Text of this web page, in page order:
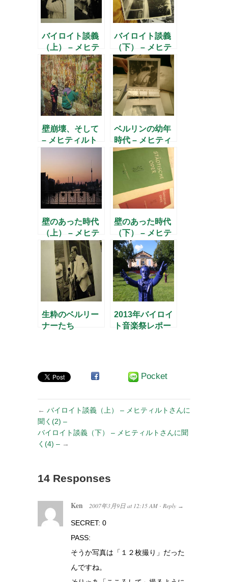
バイロイト談義
（上） – メヒテ
ィルトさんに聞
く(2) –
バイロイト談義
（下） – メヒテ
ィルトさんに聞
く(4) –
壁崩壊、そして
– メヒティルト
ベルリンの幼年
時代 – メヒティ
ルトさんに聞く
(1) –
壁のあった時代
（上） – メヒテ
ィルトさんに聞
く(5) –
壁のあった時代
（下） – メヒテ
ィルトさんに聞
く(7) –
生粋のベルリー
ナーたち
2013年バイロイ
ト音楽祭レポー
Pocket
← バイロイト談義（上） – メヒティルトさんに
聞く(2) –
バイロイト談義（下） – メヒティルトさんに聞
く(4) – →
14 Responses
Ken 2007年3月9日 at 12:15 AM · Reply →
SECRET: 0
PASS:
そうか写真は「１２枚撮り」だった
んですね。